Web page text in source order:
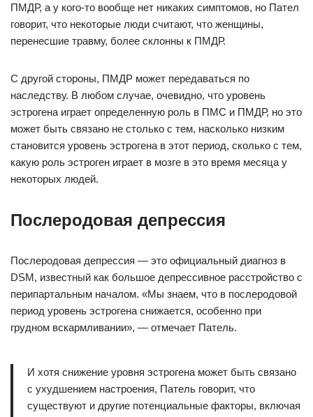
ПМДР, а у кого-то вообще нет никаких симптомов, но Пател
говорит, что некоторые люди считают, что женщины,
перенесшие травму, более склонны к ПМДР.
С другой стороны, ПМДР может передаваться по
наследству. В любом случае, очевидно, что уровень
эстрогена играет определенную роль в ПМС и ПМДР, но это
может быть связано не столько с тем, насколько низким
становится уровень эстрогена в этот период, сколько с тем,
какую роль эстроген играет в мозге в это время месяца у
некоторых людей.
Послеродовая депрессия
Послеродовая депрессия — это официальный диагноз в
DSM, известный как большое депрессивное расстройство с
перипартальным началом. «Мы знаем, что в послеродовой
период уровень эстрогена снижается, особенно при
грудном вскармливании», — отмечает Патель.
И хотя снижение уровня эстрогена может быть связано
с ухудшением настроения, Патель говорит, что
существуют и другие потенциальные факторы, включая